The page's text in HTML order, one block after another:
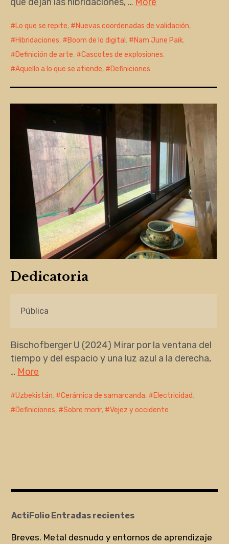
Lo que se repite, Nuevas coordenadas de validación,
Hibridaciones, Boom de lo digital , Nam June Paik,
Definición de arte, Cascotes de explosiones,
Aquello a lo que se atiende, Definiciones
Dedicatoria
Pública
Bischofberger U (2024) Mirar por la ventana del
tiempo y del espacio y una luz azul a la derecha,
… More
Uzbekistán, Cerámica de samarcanda, Electricidad,
Definiciones, Sobre morir, Vejez y occidente
ActiFolio Entradas recientes
Breves. Metal desnudo y entornos de aprendizaje